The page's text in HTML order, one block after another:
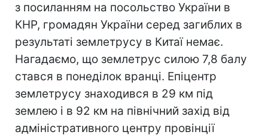
з посиланням на посольство України в
КНР, громадян України серед загиблих в
результаті землетрусу в Китаї немає.
Нагадаємо, що землетрус силою 7,8 балу
стався в понеділок вранці. Епіцентр
землетрусу знаходився в 29 км під
землею і в 92 км на північний захід від
адміністративного центру провінції